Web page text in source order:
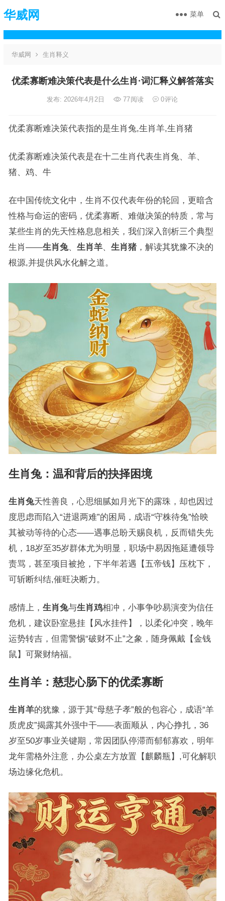
华威网 菜单
华威网 生肖释义
优柔寡断难决策代表是什么生肖·词汇释义解答落实
发布: 2026年4月2日 77阅读 0评论
优柔寡断难决策代表指的是生肖兔,生肖羊,生肖猪
优柔寡断难决策代表是在十二生肖代表生肖兔、羊、
猪、鸡、牛
在中国传统文化中，生肖不仅代表年份的轮回，更暗含
性格与命运的密码，优柔寡断、难做决策的特质，常与
某些生肖的先天性格息息相关，我们深入剖析三个典型
生肖——生肖兔、 生肖羊、 生肖猪，解读其犹豫不决的
根源,并提供风水化解之道。
生肖兔：温和背后的抉择困境
生肖兔天性善良，心思细腻如月光下的露珠，却也因过
度思虑而陷入“进退两难”的困局，成语“守株待兔”恰映
其被动等待的心态——遇事总盼天赐良机，反而错失先
机，18岁至35岁群体尤为明显，职场中易因拖延遭领导
责骂，甚至项目被抢，下半年若遇【五帝钱】压枕下，
可斩断纠结,催旺决断力。
感情上， 生肖兔与生肖鸡相冲，小事争吵易演变为信任
危机，建议卧室悬挂【风水挂件】，以柔化冲突，晚年
运势转吉，但需警惕“破财不止”之象，随身佩戴【金钱
鼠】可聚财纳福。
生肖羊：慈悲心肠下的优柔寡断
生肖羊的犹豫，源于其“母慈子孝”般的包容心，成语“羊
质虎皮”揭露其外强中干——表面顺从，内心挣扎，36
岁至50岁事业关键期，常因团队停滞而郁郁寡欢，明年
龙年需格外注意，办公桌左方放置【麒麟瓶】,可化解职
场边缘化危机。